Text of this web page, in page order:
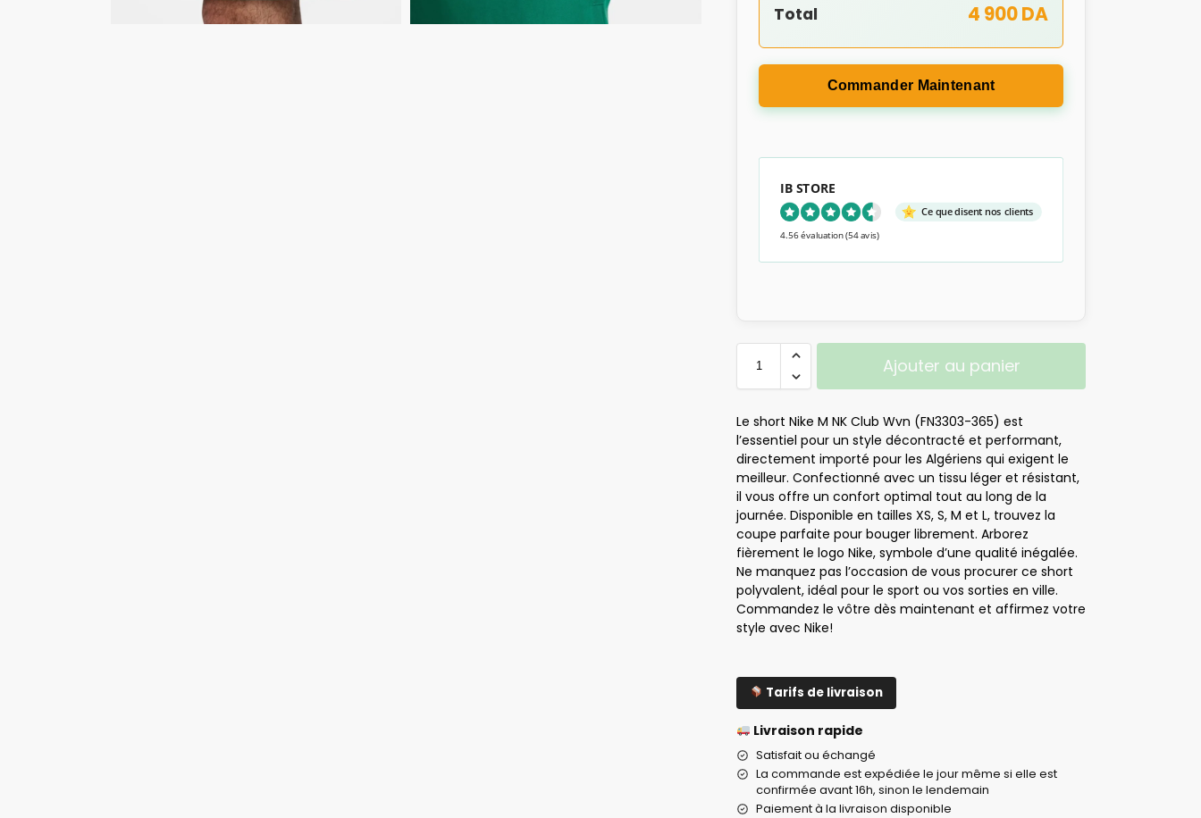
Total 4 900 DA
Commander Maintenant
IB STORE
Ce que disent nos clients
4.56 évaluation(54 avis)
Ajouter au panier
Le short Nike M NK Club Wvn (FN3303-365) est
l’essentiel pour un style décontracté et performant,
directement importé pour les Algériens qui exigent le
meilleur. Confectionné avec un tissu léger et résistant,
il vous offre un confort optimal tout au long de la
journée. Disponible en tailles XS, S, M et L, trouvez la
coupe parfaite pour bouger librement. Arborez
fièrement le logo Nike, symbole d’une qualité inégalée.
Ne manquez pas l’occasion de vous procurer ce short
polyvalent, idéal pour le sport ou vos sorties en ville.
Commandez le vôtre dès maintenant et affirmez votre
style avec Nike!
Tarifs de livraison
Livraison rapide
Satisfait ou échangé
La commande est expédiée le jour même si elle est
confirmée avant 16h, sinon le lendemain
Paiement à la livraison disponible